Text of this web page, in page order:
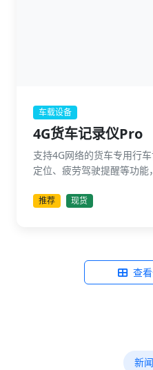
车载设备
4G货车记录仪Pro
支持4G网络的货车专用行
定位、疲劳驾驶提醒等功能
推荐 现货
查
新